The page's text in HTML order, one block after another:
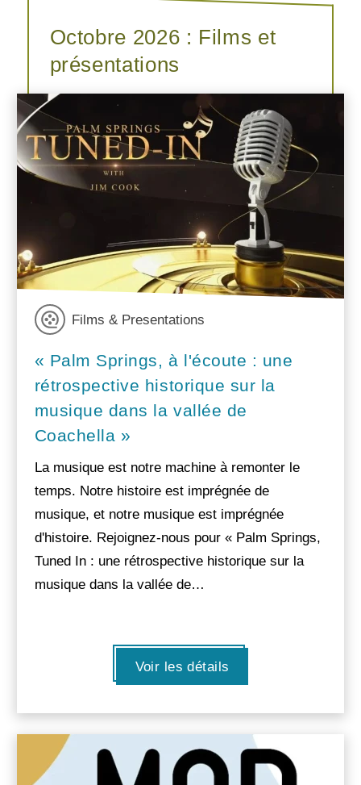
Octobre 2026 : Films et
présentations
Films & Presentations
« Palm Springs, à l'écoute : une
rétrospective historique sur la
musique dans la vallée de
Coachella »
La musique est notre machine à remonter le
temps. Notre histoire est imprégnée de
musique, et notre musique est imprégnée
d'histoire. Rejoignez-nous pour « Palm Springs,
Tuned In : une rétrospective historique sur la
musique dans la vallée de…
Voir les détails